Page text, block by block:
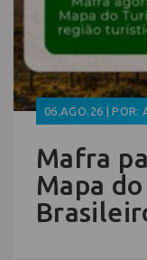
06.AGO.26 | POR:
Mafra
Mapa